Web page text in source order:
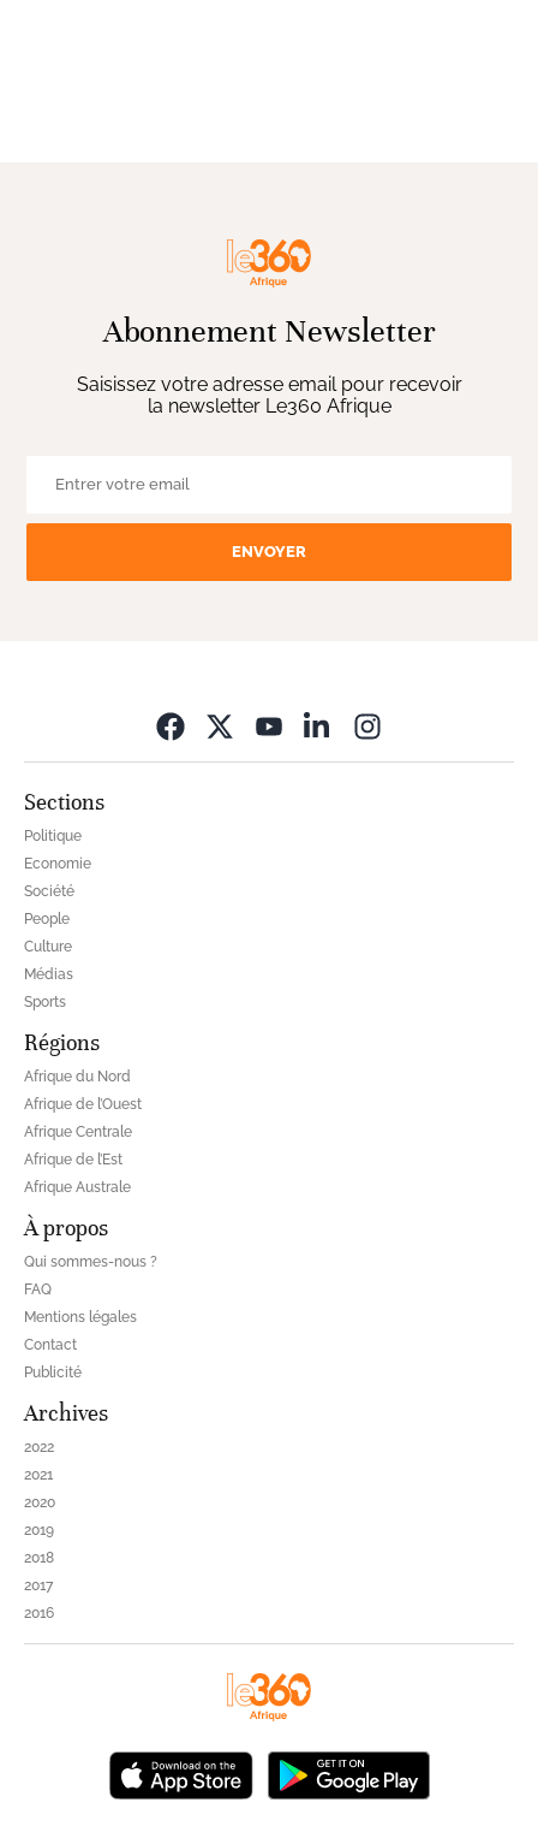
Abonnement Newsletter
Saisissez votre adresse email pour recevoir
la newsletter Le360 Afrique
ENVOYER
Sections
Politique
Economie
Société
People
Culture
Médias
Sports
Régions
Afrique du Nord
Afrique de l’Ouest
Afrique Centrale
Afrique de l’Est
Afrique Australe
À propos
Qui sommes-nous ?
FAQ
Mentions légales
Contact
Publicité
Archives
2022
2021
2020
2019
2018
2017
2016